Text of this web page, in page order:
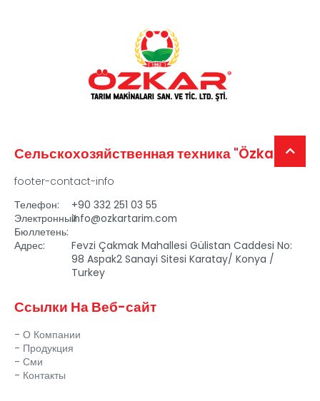
Сельскохозяйственная техника "Özkar"
footer-contact-info
Телефон:
+90 332 251 03 55
Электронный
Бюллетень:
info@ozkartarim.com
Адрес:
Fevzi Çakmak Mahallesi Gülistan Caddesi No:
98 Aspak2 Sanayi Sitesi Karatay/ Konya /
Turkey
Ссылки На Веб-сайт
О Компании
Продукция
Сми
Контакты